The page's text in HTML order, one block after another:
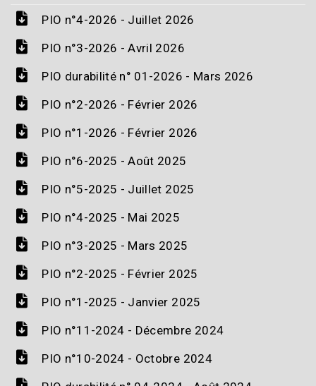
PIO n°4-2026 - Juillet 2026
PIO n°3-2026 - Avril 2026
PIO durabilité n° 01-2026 - Mars 2026
PIO n°2-2026 - Février 2026
PIO n°1-2026 - Février 2026
PIO n°6-2025 - Août 2025
PIO n°5-2025 - Juillet 2025
PIO n°4-2025 - Mai 2025
PIO n°3-2025 - Mars 2025
PIO n°2-2025 - Février 2025
PIO n°1-2025 - Janvier 2025
PIO n°11-2024 - Décembre 2024
PIO n°10-2024 - Octobre 2024